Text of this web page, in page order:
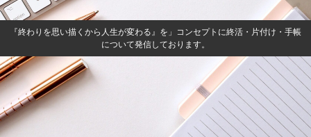
『終わりを思い描くから人生が変わる』を」コンセプトに終活・片付け・手帳
について発信しております。